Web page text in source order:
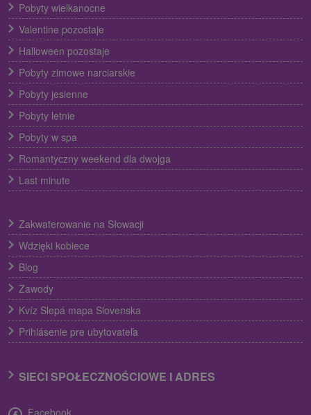
Pobyty wielkanocne
Valentine pozostaje
Halloween pozostaje
Pobyty zimowe narciarskie
Pobyty jesienne
Pobyty letnie
Pobyty w spa
Romantyczny weekend dla dwojga
Last minute
Zakwaterowanie na Słowacji
Wdzięki kobiece
Blog
Zawody
Kvíz Slepá mapa Slovenska
Prihlásenie pre ubytovateľa
SIECI SPOŁECZNOŚCIOWE I ADRES